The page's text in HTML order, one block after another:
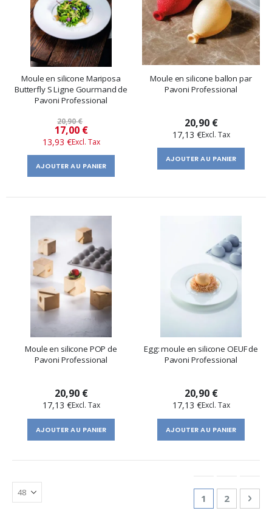
Moule en silicone Mariposa
Butterfly S Ligne Gourmand de
Pavoni Professional
20,90 €
Prix
​​
spécial
17,00 €
13,93 €
AJOUTER AU PANIER
Moule en silicone ballon par
Pavoni Professional
20,90 €
17,13 €
AJOUTER AU PANIER
Moule en silicone POP de
Pavoni Professional
20,90 €
17,13 €
AJOUTER AU PANIER
Egg: moule en silicone OEUF de
Pavoni Professional
20,90 €
17,13 €
AJOUTER AU PANIER
You're
1 Page
2